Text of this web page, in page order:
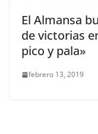
El Almansa
de victorias
pico y pala»
febrero 13, 2019